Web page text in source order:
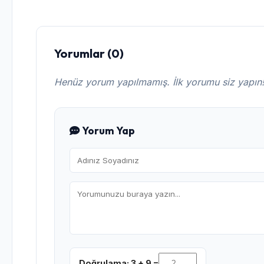
Yorumlar (0)
Henüz yorum yapılmamış. İlk yorumu siz yapın!
Yorum Yap